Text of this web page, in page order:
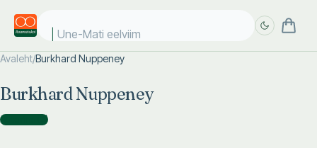
Une-Mati eelviima
Avaleht/Burkhard Nuppeney
Burkhard Nuppeney
Autorina )